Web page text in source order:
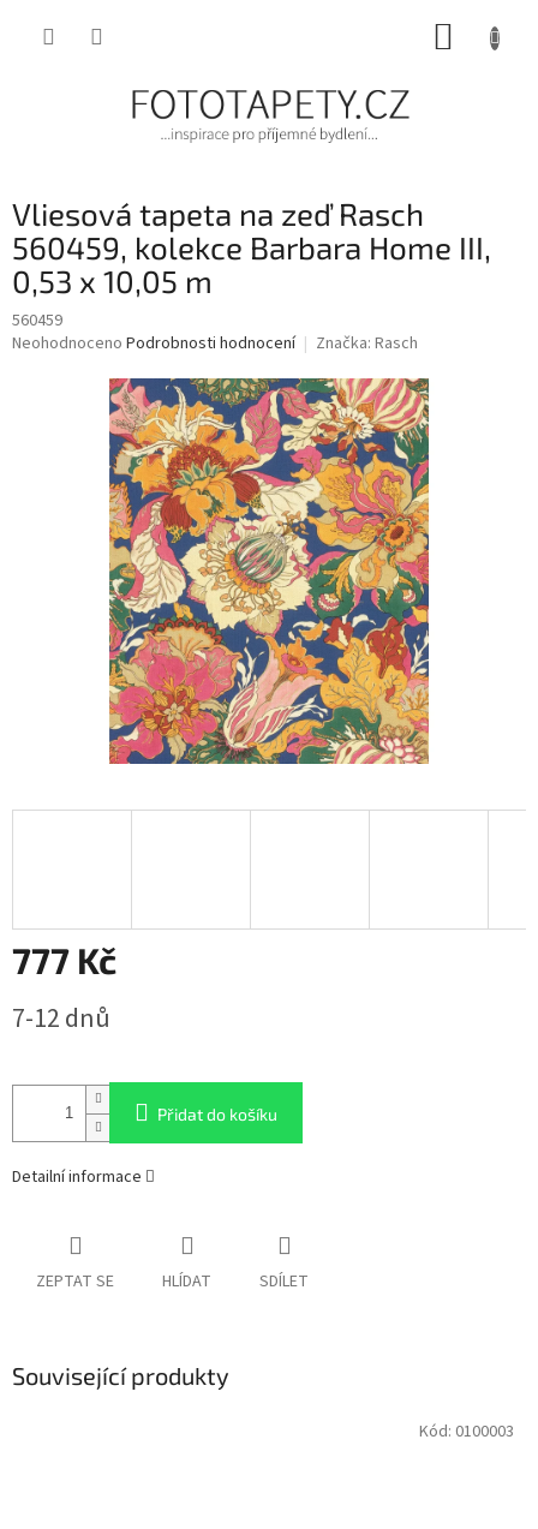
Vliesová tapeta na zeď Rasch
560459, kolekce Barbara Home III,
0,53 x 10,05 m
560459
Průměrné
Neohodnoceno Podrobnosti hodnocení Značka: Rasch
777 Kč
cena:
7-12 dnů
Přidat do košíku
Detailní informace
ZEPTAT SE HLÍDAT SDÍLET
Související produkty
Kód: 0100003